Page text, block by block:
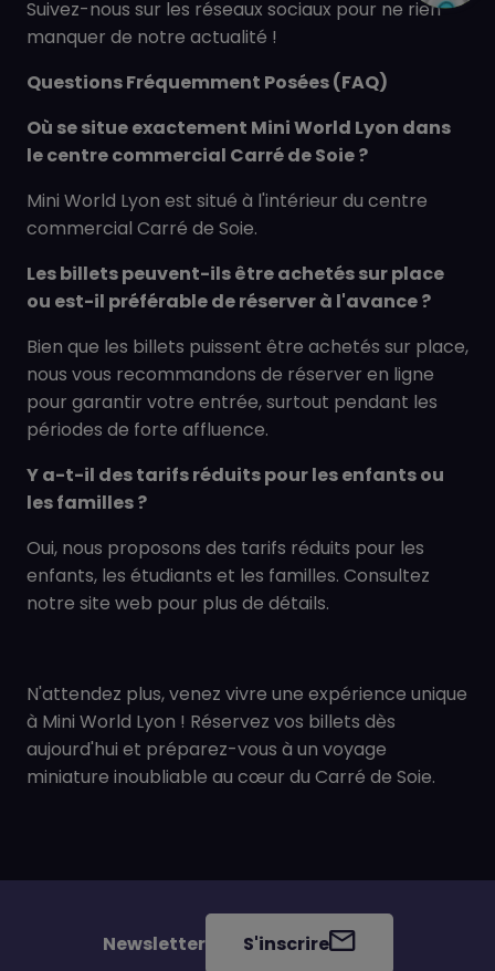
Suivez-nous sur les réseaux sociaux pour ne rien
manquer de notre actualité !
Questions Fréquemment Posées (FAQ)
Où se situe exactement Mini World Lyon dans
le centre commercial Carré de Soie ?
Mini World Lyon est situé à l'intérieur du centre
commercial Carré de Soie.
Les billets peuvent-ils être achetés sur place
ou est-il préférable de réserver à l'avance ?
Bien que les billets puissent être achetés sur place,
nous vous recommandons de réserver en ligne
pour garantir votre entrée, surtout pendant les
périodes de forte affluence.
Y a-t-il des tarifs réduits pour les enfants ou
les familles ?
Oui, nous proposons des tarifs réduits pour les
enfants, les étudiants et les familles. Consultez
notre site web pour plus de détails.
N'attendez plus, venez vivre une expérience unique
à Mini World Lyon ! Réservez vos billets dès
aujourd'hui et préparez-vous à un voyage
miniature inoubliable au cœur du Carré de Soie.
Newsletter S'inscrire